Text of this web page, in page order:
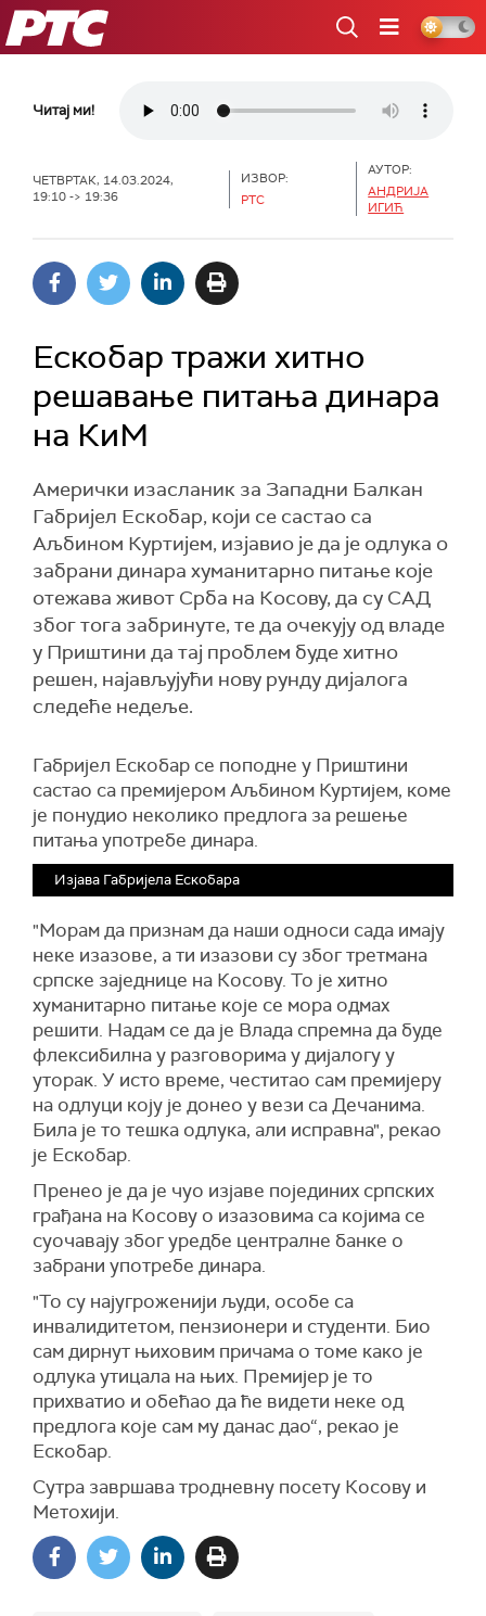
РТС
Читај ми!
ЧЕТВРТАК, 14.03.2024,
19:10 -> 19:36
ИЗВОР:
РТС
АУТОР:
АНДРИЈА
ИГИЋ
Ескобар тражи хитно
решавање питања динара
на КиМ
Амерички изасланик за Западни Балкан
Габријел Ескобар, који се састао са
Аљбином Куртијем, изјавио је да је одлука о
забрани динара хуманитарно питање које
отежава живот Срба на Косову, да су САД
због тога забринуте, те да очекују од владе
у Приштини да тај проблем буде хитно
решен, најављујући нову рунду дијалога
следеће недеље.
Габријел Ескобар се поподне у Приштини
састао са премијером Аљбином Куртијем, коме
је понудио неколико предлога за решење
питања употребе динара.
Изјава Габријела Ескобара
"Морам да признам да наши односи сада имају
неке изазове, а ти изазови су због третмана
српске заједнице на Косову. То је хитно
хуманитарно питање које се мора одмах
решити. Надам се да је Влада спремна да буде
флексибилна у разговорима у дијалогу у
уторак. У исто време, честитао сам премијеру
на одлуци коју је донео у вези са Дечанима.
Била је то тешка одлука, али исправна", рекао
је Ескобар.
Пренео је да је чуо изјаве појединих српских
грађана на Косову о изазовима са којима се
суочавају због уредбе централне банке о
забрани употребе динара.
"То су најугроженији људи, особе са
инвалидитетом, пензионери и студенти. Био
сам дирнут њиховим причама о томе како је
одлука утицала на њих. Премијер је то
прихватио и обећао да ће видети неке од
предлога које сам му данас дао“, рекао је
Ескобар.
Сутра завршава тродневну посету Косову и
Метохији.